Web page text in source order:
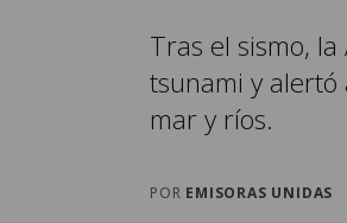
Tras el sismo,
tsunami y alertó
mar y ríos.
POR EMISORAS UNIDAS